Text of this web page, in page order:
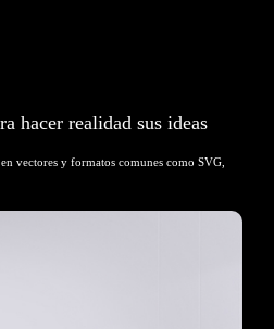
hacer realidad sus ideas
vectores y formatos comunes como SVG,